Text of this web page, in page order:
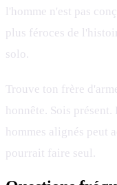
l'homme n'est pas
plus féroces de
solo.
Trouve ton frère
honnête. Sois
hommes alignés peut
pourrait faire seul.